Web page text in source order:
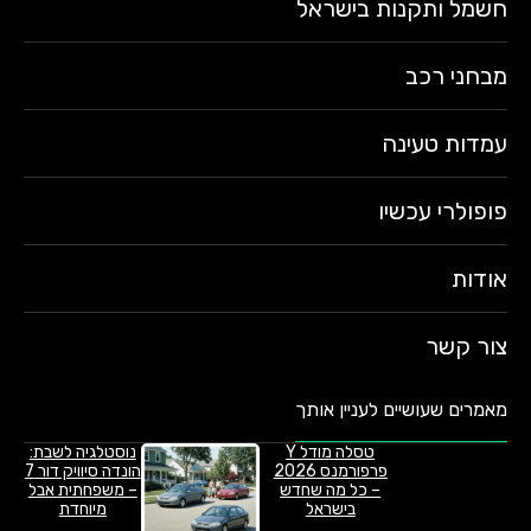
חשמל ותקנות בישראל
מבחני רכב
עמדות טעינה
פופולרי עכשיו
אודות
צור קשר
מאמרים שעושיים לעניין אותך
טסלה מודל Y
פרפורמנס 2026
– כל מה שחדש
בישראל
נוסטלגיה לשבת:
הונדה סיוויק דור 7
– משפחתית אבל
מיוחדת